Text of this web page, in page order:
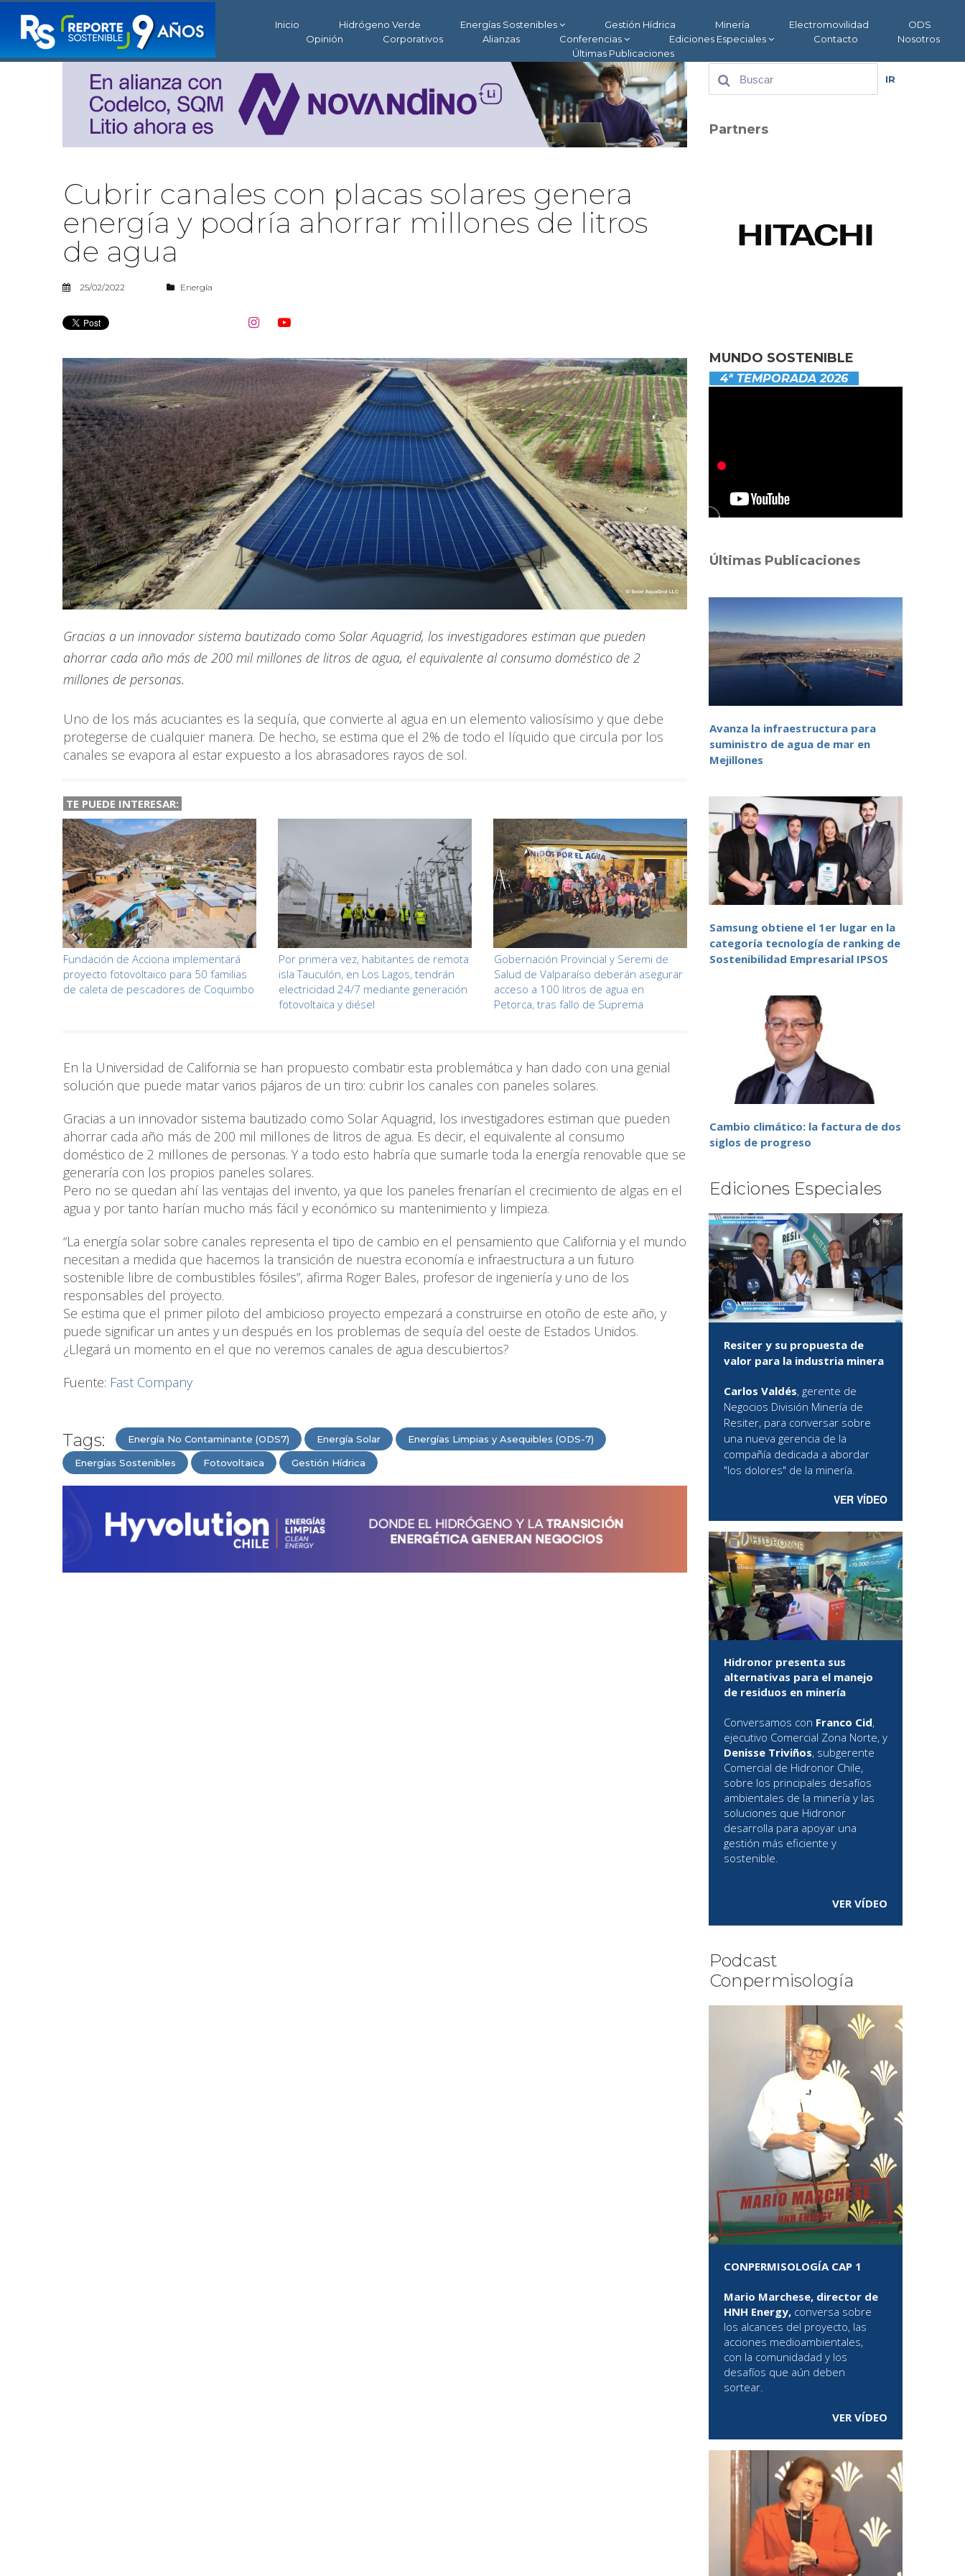
Inicio Hidrógeno Verde Energías Sostenibles Gestión Hídrica Minería Electromovilidad
ODS
Opinión
Corporativos Alianzas Conferencias Ediciones Especiales Contacto
Nosotros
Últimas Publicaciones
Cubrir canales con placas solares genera
energía y podría ahorrar millones de litros
de agua
25/02/2022 Energía
 
Gracias a un innovador sistema bautizado como Solar Aquagrid, los investigadores estiman que pueden
ahorrar cada año más de 200 mil millones de litros de agua, el equivalente al consumo doméstico de 2
millones de personas.
Uno de los más acuciantes es la sequía, que convierte al agua en un elemento valiosísimo y que debe
protegerse de cualquier manera. De hecho, se estima que el 2% de todo el líquido que circula por los
canales se evapora al estar expuesto a los abrasadores rayos de sol.
TE PUEDE INTERESAR:
Fundación de Acciona implementará
proyecto fotovoltaico para 50 familias
de caleta de pescadores de Coquimbo
Por primera vez, habitantes de remota
isla Tauculón, en Los Lagos, tendrán
electricidad 24/7 mediante generación
fotovoltaica y diésel
Gobernación Provincial y Seremi de
Salud de Valparaíso deberán asegurar
acceso a 100 litros de agua en
Petorca, tras fallo de Suprema
En la Universidad de California se han propuesto combatir esta problemática y han dado con una genial
solución que puede matar varios pájaros de un tiro: cubrir los canales con paneles solares.
Gracias a un innovador sistema bautizado como Solar Aquagrid, los investigadores estiman que pueden
ahorrar cada año más de 200 mil millones de litros de agua. Es decir, el equivalente al consumo
doméstico de 2 millones de personas. Y a todo esto habría que sumarle toda la energía renovable que se
generaría con los propios paneles solares.
Pero no se quedan ahí las ventajas del invento, ya que los paneles frenarían el crecimiento de algas en el
agua y por tanto harían mucho más fácil y económico su mantenimiento y limpieza.
“La energía solar sobre canales representa el tipo de cambio en el pensamiento que California y el mundo
necesitan a medida que hacemos la transición de nuestra economía e infraestructura a un futuro
sostenible libre de combustibles fósiles”, afirma Roger Bales, profesor de ingeniería y uno de los
responsables del proyecto.
Se estima que el primer piloto del ambicioso proyecto empezará a construirse en otoño de este año, y
puede significar un antes y un después en los problemas de sequía del oeste de Estados Unidos.
¿Llegará un momento en el que no veremos canales de agua descubiertos?
Fuente: Fast Company
Tags: Energía No Contaminante (ODS7) Energía Solar Energías Limpias y Asequibles (ODS-7)
Energías Sostenibles Fotovoltaica Gestión Hídrica
IR
Partners
MUNDO SOSTENIBLE
4ª TEMPORADA 2026
Últimas Publicaciones
Avanza la infraestructura para
suministro de agua de mar en
Mejillones
Samsung obtiene el 1er lugar en la
categoría tecnología de ranking de
Sostenibilidad Empresarial IPSOS
Cambio climático: la factura de dos
siglos de progreso
Ediciones Especiales
Resiter y su propuesta de
valor para la industria minera
Carlos Valdés, gerente de
Negocios División Minería de
Resiter, para conversar sobre
una nueva gerencia de la
compañía dedicada a abordar
"los dolores" de la minería.
VER VÍDEO
Hidronor presenta sus
alternativas para el manejo
de residuos en minería
Conversamos con Franco Cid,
ejecutivo Comercial Zona Norte, y
Denisse Triviños, subgerente
Comercial de Hidronor Chile,
sobre los principales desafíos
ambientales de la minería y las
soluciones que Hidronor
desarrolla para apoyar una
gestión más eficiente y
sostenible.
VER VÍDEO
Podcast
Conpermisología
CONPERMISOLOGÍA CAP 1
Mario Marchese, director de
HNH Energy, conversa sobre
los alcances del proyecto, las
acciones medioambientales,
con la comunidadad y los
desafíos que aún deben
sortear.
VER VÍDEO